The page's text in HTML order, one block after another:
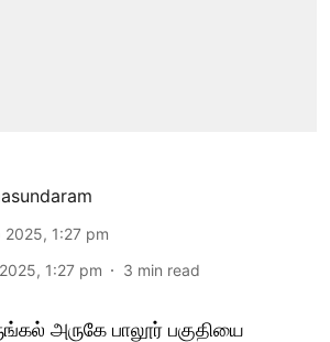
2025, 1:27 pm
1:27 pm 3 min read
அருகே பாலூர் பகுதியை